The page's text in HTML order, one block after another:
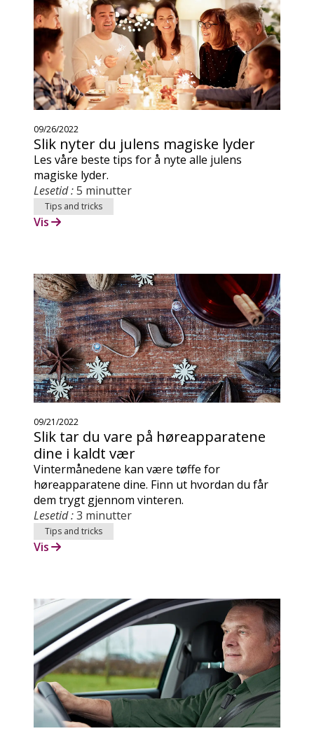
09/26/2022
Slik nyter du julens magiske lyder
Les våre beste tips for å nyte alle julens
magiske lyder.
Lesetid :5 minutter
Tips and tricks
Vis
09/21/2022
Slik tar du vare på høreapparatene
dine i kaldt vær
Vintermånedene kan være tøffe for
høreapparatene dine. Finn ut hvordan du får
dem trygt gjennom vinteren.
Lesetid :3 minutter
Tips and tricks
Vis